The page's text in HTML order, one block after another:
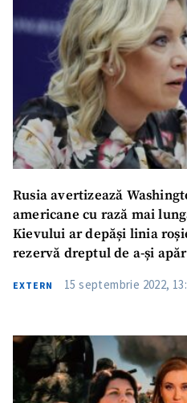
Rusia avertizează
americane cu rază mai
Kievului ar depăși linia
rezervă dreptul de a-și
EXTERN 15 septembrie 2022,
ȘTIREA MEA
Titlu știre
+ Adaugă titlu
Fotografie
+ Încarcă imagine
Link media+ Link media
Mesajul știrei
+ Mesajul știrei
CONTACT SURSĂ